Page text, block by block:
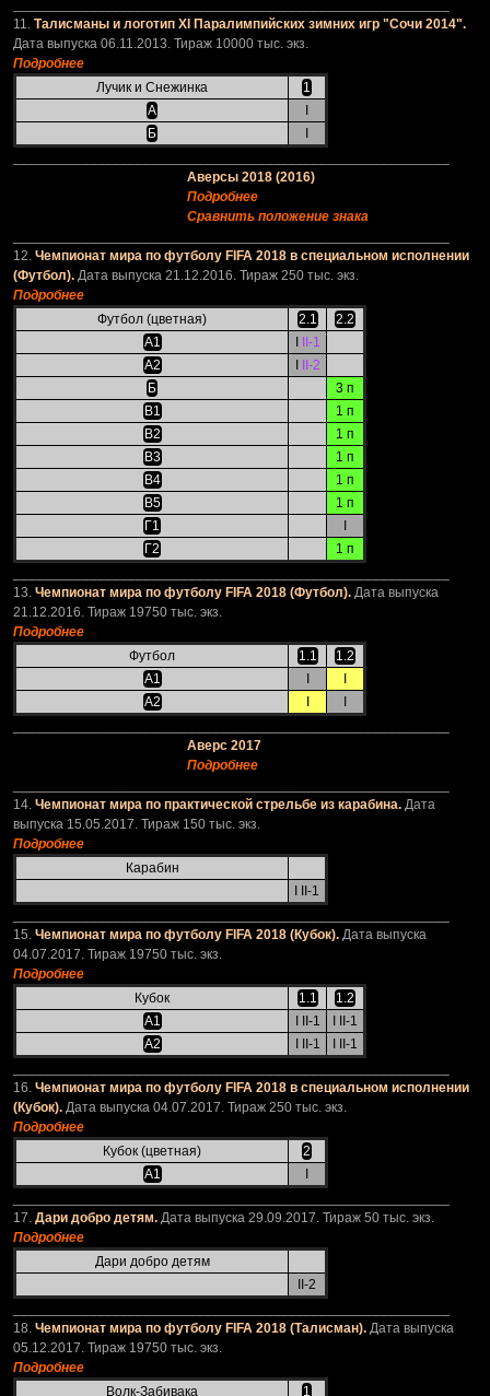
11. Талисманы и логотип XI Паралимпийских зимних игр "Сочи 2014".
Дата выпуска 06.11.2013. Тираж 10000 тыс. экз.
Подробнее
Лучик и Снежинка
1
А
Б
Аверсы 2018 (2016)
Подробнее
Сравнить положение знака
12. Чемпионат мира по футболу FIFA 2018 в специальном исполнении
(Футбол). Дата выпуска 21.12.2016. Тираж 250 тыс. экз.
Подробнее
Футбол (цветная)
2.1
2.2
А1
II-1
А2
II-2
Б
3 п
В1
1 п
В2
1 п
В3
1 п
В4
1 п
В5
1 п
Г1
Г2
1 п
13. Чемпионат мира по футболу FIFA 2018 (Футбол). Дата выпуска
21.12.2016. Тираж 19750 тыс. экз.
Подробнее
Футбол
1.1
1.2
А1
А2
Аверс 2017
Подробнее
14. Чемпионат мира по практической стрельбе из карабина. Дата
выпуска 15.05.2017. Тираж 150 тыс. экз.
Подробнее
Карабин
I II-1
15. Чемпионат мира по футболу FIFA 2018 (Кубок). Дата выпуска
04.07.2017. Тираж 19750 тыс. экз.
Подробнее
Кубок
1.1
1.2
А1
I II-1
I II-1
А2
I II-1
I II-1
16. Чемпионат мира по футболу FIFA 2018 в специальном исполнении
(Кубок). Дата выпуска 04.07.2017. Тираж 250 тыс. экз.
Подробнее
Кубок (цветная)
2
А1
17. Дари добро детям. Дата выпуска 29.09.2017. Тираж 50 тыс. экз.
Подробнее
Дари добро детям
II-2
18. Чемпионат мира по футболу FIFA 2018 (Талисман). Дата выпуска
05.12.2017. Тираж 19750 тыс. экз.
Подробнее
Волк-Забивака
1